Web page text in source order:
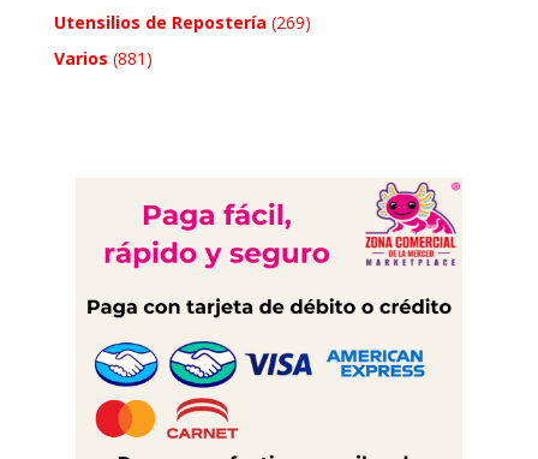
Utensilios de Repostería (269)
Varios (881)